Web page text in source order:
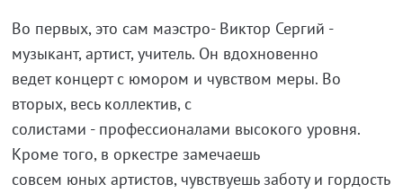
Во первых, это сам маэстро- Виктор Сергий -
музыкант, артист, учитель. Он вдохновенно
ведет концерт с юмором и чувством меры. Во
вторых, весь коллектив, с
солистами - профессионалами высокого уровня.
Кроме того, в оркестре замечаешь
совсем юных артистов, чувствуешь заботу и гордость